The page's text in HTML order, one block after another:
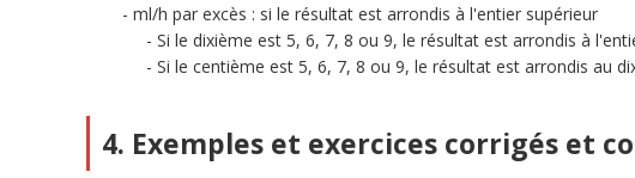
ml/h par excès : si le résultat est arrondis à l'entier supérieur
Si le dixième est 5, 6, 7, 8 ou 9, le résultat est arrondis à
Si le centième est 5, 6, 7, 8 ou 9, le résultat est arrondis au
4. Exemples et exercices corrigés et